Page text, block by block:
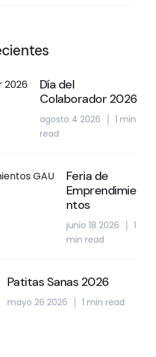
Día del
Colaborador 2026
agosto 4 2026
1 min
read
Feria de
Emprendimie
ntos
junio 18 2026
1
min read
Patitas Sanas 2026
mayo 26 2026 1 min read